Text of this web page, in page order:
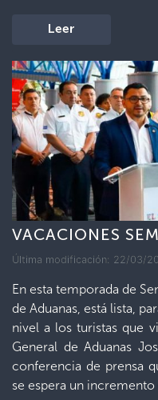
Leer
VACACIONES
Última modificación: 22/03/
En esta temporada de
de Aduanas, está lista,
nivel a los turistas que
General de Aduanas
conferencia de prensa
se espera un